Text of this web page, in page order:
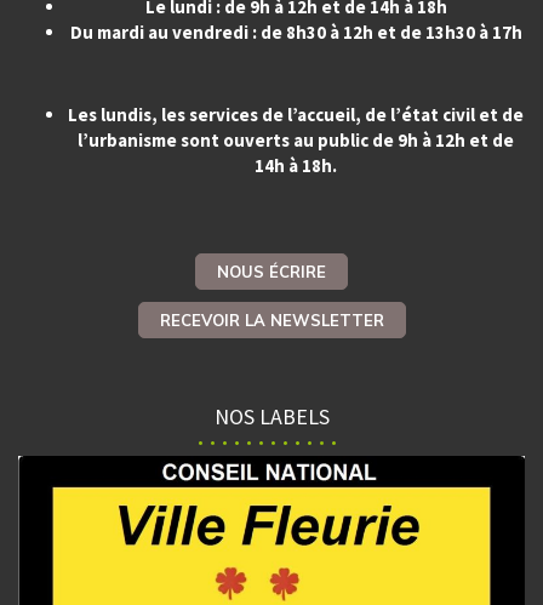
Le lundi : de 9h à 12h et de 14h à 18h
Du mardi au vendredi : de 8h30 à 12h et de 13h30 à 17h
Les lundis, les services de l’accueil, de l’état civil et de
l’urbanisme sont ouverts au public de 9h à 12h et de
14h à 18h.
NOUS ÉCRIRE
RECEVOIR LA NEWSLETTER
NOS LABELS